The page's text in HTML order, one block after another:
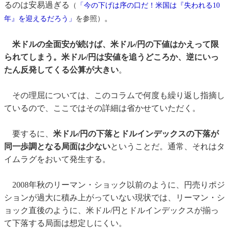
るのは安易過ぎる
（
「今の下げは序の口だ！米国は『失われる10
年』を迎えるだろう」 を参照） 。
米ドルの全面安が続けば、米ドル/円の下値はかえって限
られてしまう。米ドル/円は安値を追うどころか、逆にいっ
たん反発してくる公算が大きい。
その理屈については、このコラムで何度も繰り返し指摘し
ているので、ここではその詳細は省かせていただく。
要するに、 米ドル/円の下落とドルインデックスの下落が
同一歩調となる局面は少ないということだ。通常、それはタ
イムラグをおいて発生する。
2008年秋のリーマン・ショック以前のように、円売りポジ
ションが過大に積み上がっていない現状では、リーマン・シ
ョック直後のように、米ドル/円とドルインデックスが揃っ
て下落する局面は想定しにくい。